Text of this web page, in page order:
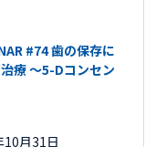
#74 歯の保存に
療 ～5-Dコンセン
月31日